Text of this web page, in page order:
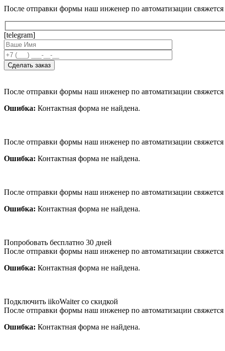
После отправки формы наш инженер по автоматизации свяжется
[telegram]
После отправки формы наш инженер по автоматизации свяжется
Ошибка: Контактная форма не найдена.
После отправки формы наш инженер по автоматизации свяжется
Ошибка: Контактная форма не найдена.
После отправки формы наш инженер по автоматизации свяжется
Ошибка: Контактная форма не найдена.
Попробовать бесплатно 30 дней
После отправки формы наш инженер по автоматизации свяжется
Ошибка: Контактная форма не найдена.
Подключить iikoWaiter со скидкой
После отправки формы наш инженер по автоматизации свяжется
Ошибка: Контактная форма не найдена.